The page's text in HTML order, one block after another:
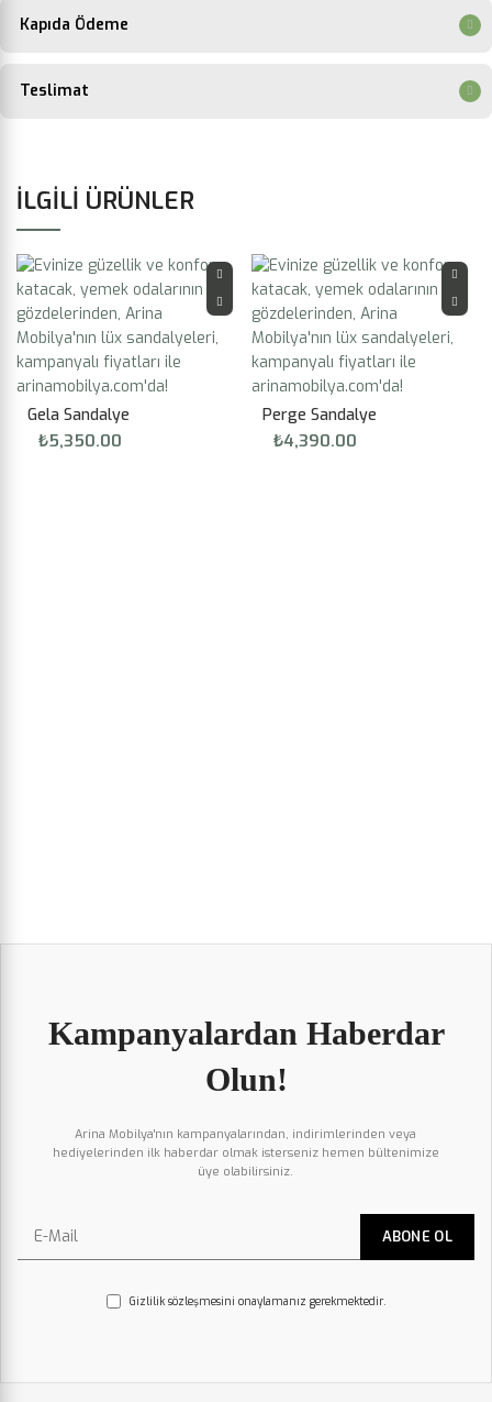
Kapıda Ödeme
Teslimat
İLGILI ÜRÜNLER
Gela Sandalye
₺5,350.00
Perge Sandalye
₺4,390.00
Kampanyalardan Haberdar
Olun!
Arina Mobilya'nın kampanyalarından, indirimlerinden veya
hediyelerinden ilk haberdar olmak isterseniz hemen bültenimize
üye olabilirsiniz.
Gizlilik sözleşmesini onaylamanız gerekmektedir.